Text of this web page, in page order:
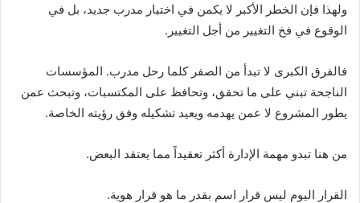
ولهذا فإن الخطر الأكبر لا يكمن في اختيار مدرب جديد، بل في
الوقوع في فخ التغيير من أجل التغيير.
فالفرق الكبرى لا تبدأ من الصفر كلما رحل مدرب. المؤسسات
الناجحة تبني على ما تحقق، وتحافظ على المكتسبات، وتبحث عمن
يطور المشروع لا عمن يهدمه ويعيد تشكيله وفق رؤيته الخاصة.
من هنا تبدو مهمة الإدارة أكثر تعقيداً مما يعتقد البعض.
القرار اليوم ليس قرار اسم بقدر ما هو قرار هوية.